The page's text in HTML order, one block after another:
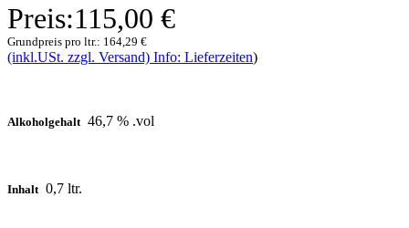
Preis:115,00 €
Grundpreis pro ltr.: 164,29 €
(inkl.USt. zzgl. Versand) Info: Lieferzeiten)
Alkoholgehalt 46,7 % .vol
Inhalt 0,7 ltr.